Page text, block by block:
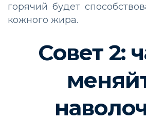
горячий будет
кожного жира.
Совет 2: